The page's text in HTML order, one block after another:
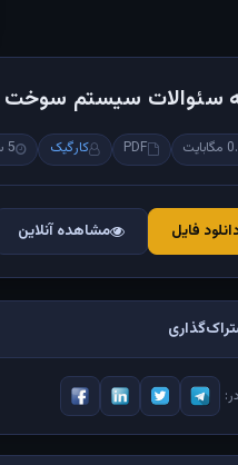
سئوالات سیستم سوخت
PDF کارگیک 5 سال پیش
فایل مشاهده آنلاین